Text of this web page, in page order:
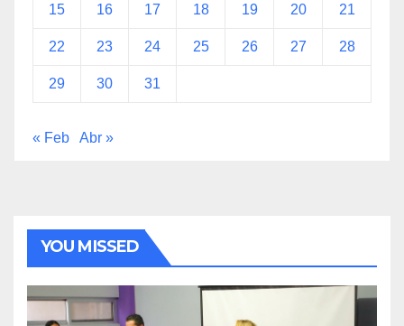
15 16 17 18 19 20 21
22 23 24 25 26 27 28
29 30 31
« Feb Abr »
YOU MISSED